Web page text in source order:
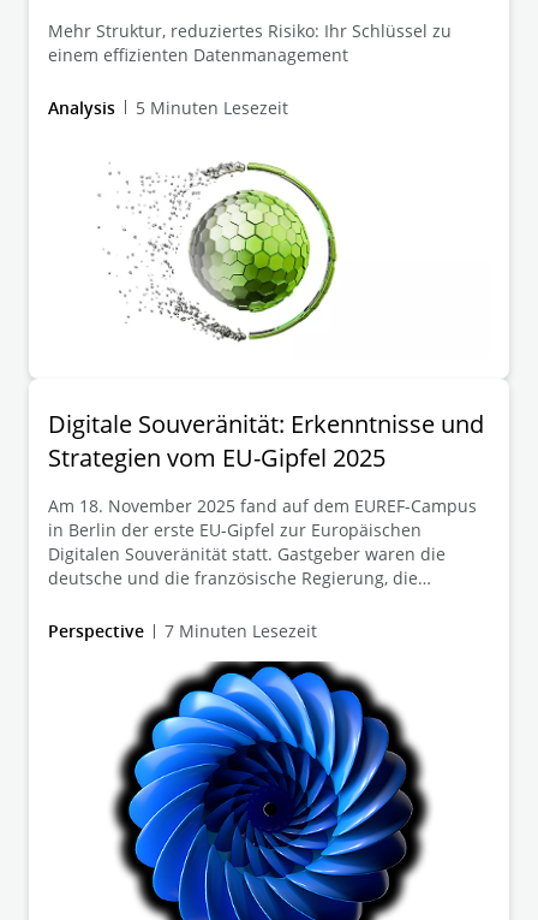
Mehr Struktur, reduziertes Risiko: Ihr Schlüssel zu
einem effizienten Datenmanagement
Analysis 5 Minuten Lesezeit
Digitale Souveränität: Erkenntnisse und
Strategien vom EU-Gipfel 2025
Am 18. November 2025 fand auf dem EUREF-Campus
in Berlin der erste EU-Gipfel zur Europäischen
Digitalen Souveränität statt. Gastgeber waren die
deutsche und die französische Regierung, die
Entscheidungsträger, Vertreter aus Wirtschaft,
zusammenbrachten. Im Fokus standen zentrale
Herausforderungen und Chancen bei der Sicherung
der europäischen digitalen Unabhängigkeit, dem
Ausbau sicherer Infrastrukturen sowie der Förderung
innovativer Technologien und Unternehmen.
Perspective 7 Minuten Lesezeit